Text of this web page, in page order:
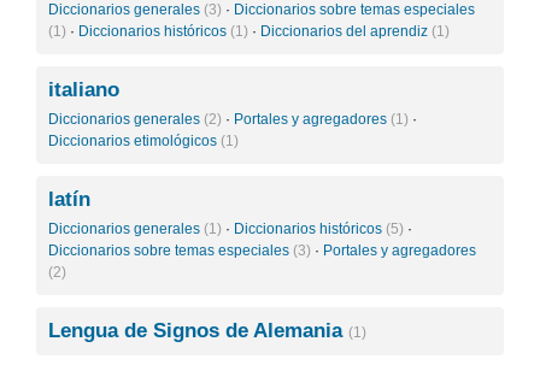
Diccionarios generales (3) · Diccionarios sobre temas especiales
(1) · Diccionarios históricos (1) · Diccionarios del aprendiz (1)
italiano
Diccionarios generales (2) · Portales y agregadores (1) ·
Diccionarios etimológicos (1)
latín
Diccionarios generales (1) · Diccionarios históricos (5) ·
Diccionarios sobre temas especiales (3) · Portales y agregadores
(2)
Lengua de Signos de Alemania (1)